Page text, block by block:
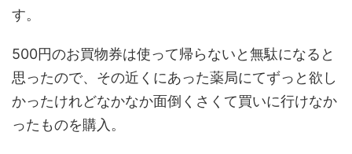
す。
500円のお買物券は使って帰らないと無駄になると
思ったので、その近くにあった薬局にてずっと欲し
かったけれどなかなか面倒くさくて買いに行けなか
ったものを購入。